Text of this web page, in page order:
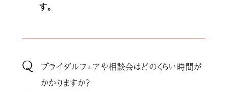
す。
Q
ブライダルフェアや相談会はどのくらい時間が
かかりますか？